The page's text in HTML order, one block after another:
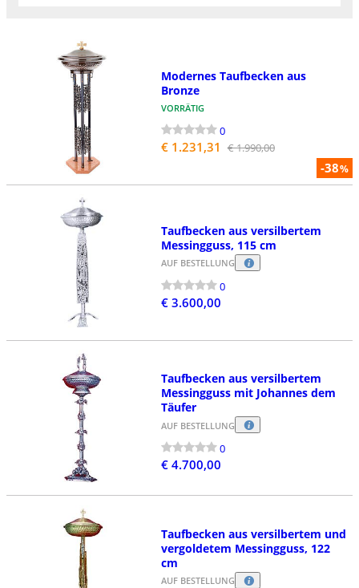
-38%
Modernes Taufbecken aus
Bronze
VORRÄTIG
0
€ 1.231,31 € 1.990,00
Taufbecken aus versilbertem
Messingguss, 115 cm
AUF BESTELLUNG
0
€ 3.600,00
Taufbecken aus versilbertem
Messingguss mit Johannes dem
Täufer
AUF BESTELLUNG
0
€ 4.700,00
Taufbecken aus versilbertem und
vergoldetem Messingguss, 122
cm
AUF BESTELLUNG